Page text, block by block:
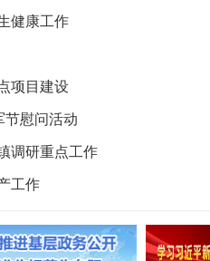
健康工作
项目建设
节慰问活动
调研重点工作
工作